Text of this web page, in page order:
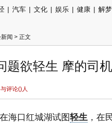
| 汽车 | 文化 | 娱乐 | 健康 | 解梦
闻 > 正文
题欲轻生 摩的司
评论()人
海口红城湖试图 轻生 ，在